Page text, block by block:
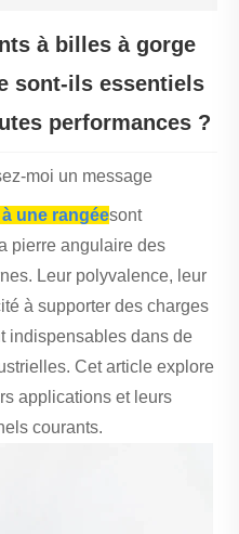
à billes à gorge
sont-ils essentiels
performances ?
moi un message
une rangéesont
pierre angulaire des
Leur polyvalence, leur
à supporter des charges
indispensables dans de
Cet article explore
applications et leurs
courants.